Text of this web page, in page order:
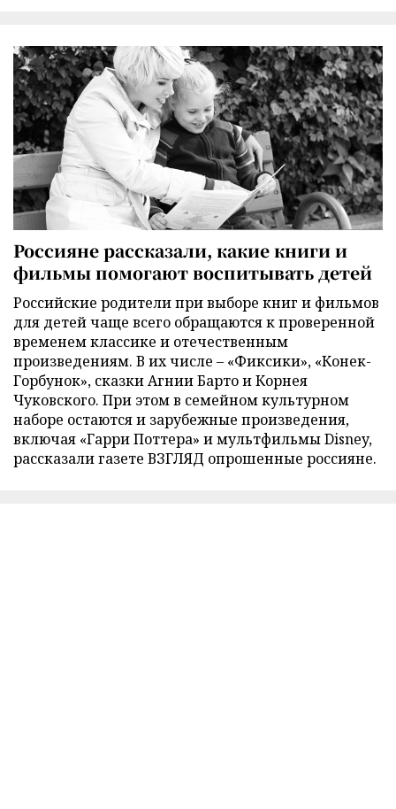
Россияне рассказали, какие книги и
фильмы помогают воспитывать детей
Российские родители при выборе книг и фильмов
для детей чаще всего обращаются к проверенной
временем классике и отечественным
произведениям. В их числе – «Фиксики», «Конек-
Горбунок», сказки Агнии Барто и Корнея
Чуковского. При этом в семейном культурном
наборе остаются и зарубежные произведения,
включая «Гарри Поттера» и мультфильмы Disney,
рассказали газете ВЗГЛЯД опрошенные россияне.